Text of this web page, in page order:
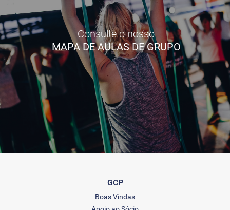
Consulte o nosso
MAPA DE AULAS DE GRUPO
GCP
Boas Vindas